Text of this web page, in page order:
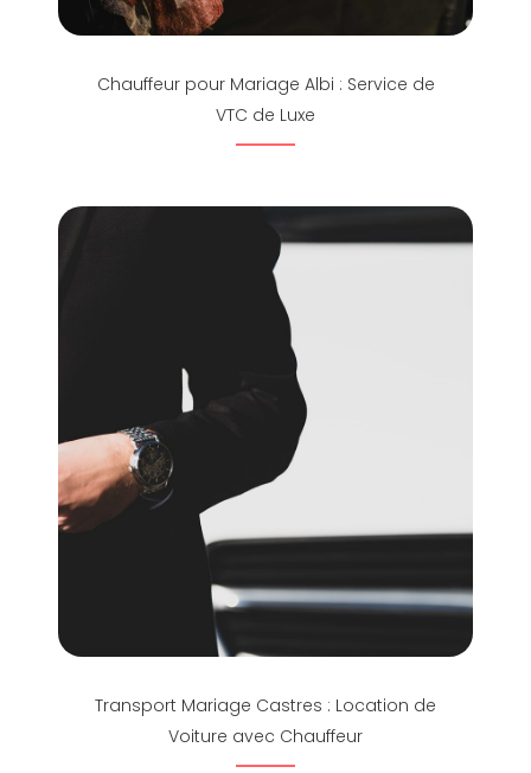
Chauffeur pour Mariage Albi : Service de
VTC de Luxe
Transport Mariage Castres : Location de
Voiture avec Chauffeur